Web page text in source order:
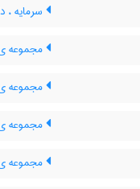
سرمایه ،
مجموعه
مجموعه ی
مجموعه ی
مجموعه ی